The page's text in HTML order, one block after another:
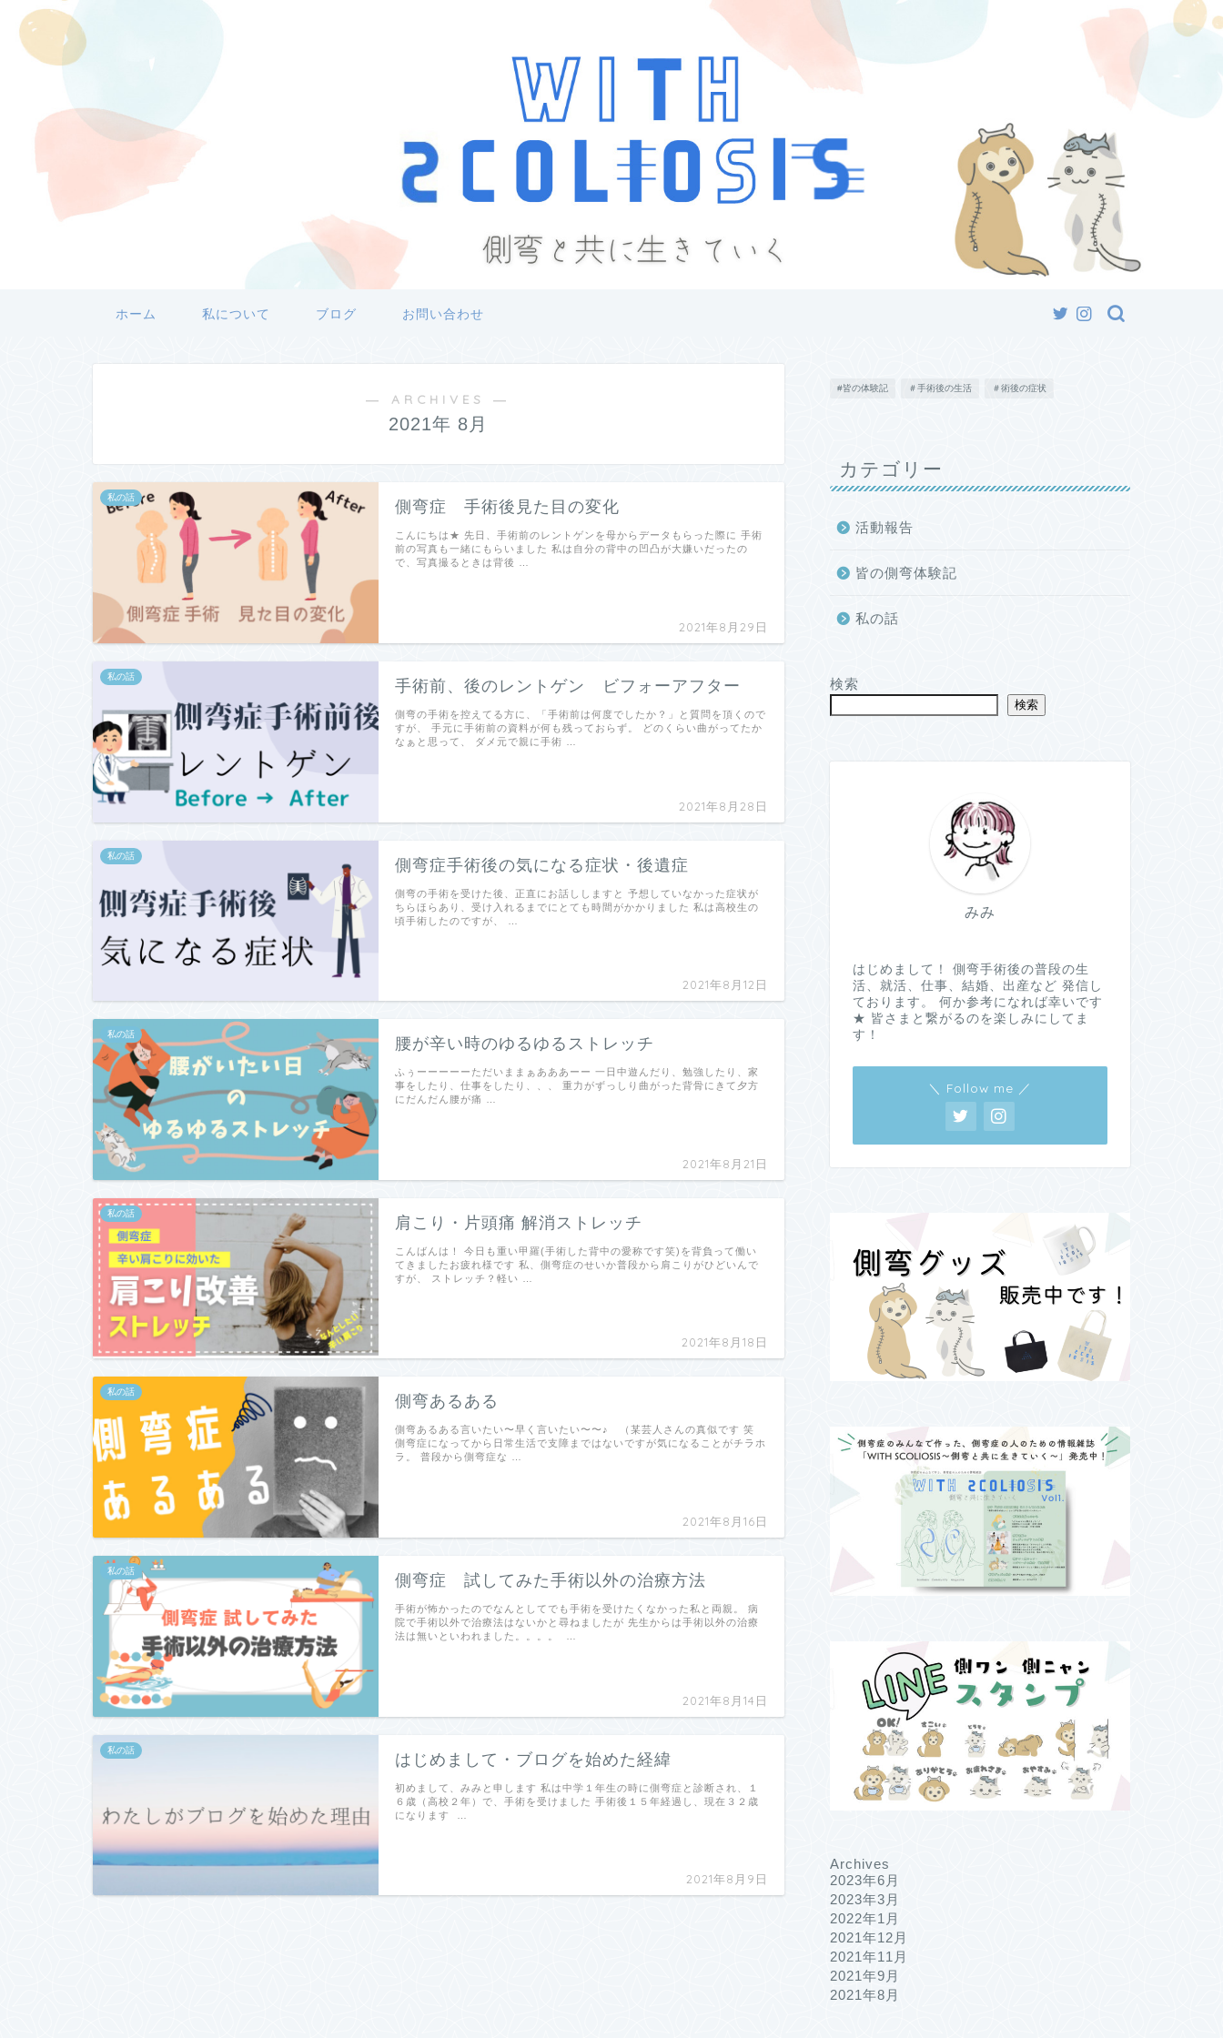
ホーム 私について ブログ お問い合わせ
― ARCHIVES ―
2021年 8月
私の話
側弯症 手術後見た目の変化
2021年8月29日
こんにちは★ 先日、手術前のレントゲンを母からデータもらった際に 手術
前の写真も一緒にもらいました 私は自分の背中の凹凸が大嫌いだったの
で、写真撮るときは背後 …
私の話
手術前、後のレントゲン ビフォーアフター
2021年8月28日
側弯の手術を控えてる方に、「手術前は何度でしたか？」と質問を頂くので
すが、 手元に手術前の資料が何も残っておらず。 どのくらい曲がってたか
なぁと思って、 ダメ元で親に手術 …
私の話
側弯症手術後の気になる症状・後遺症
2021年8月12日
側弯の手術を受けた後、正直にお話ししますと 予想していなかった症状が
ちらほらあり、受け入れるまでにとても時間がかかりました 私は高校生の
頃手術したのですが、 …
私の話
腰が辛い時のゆるゆるストレッチ
2021年8月21日
ふぅーーーーーただいままぁあああーー 一日中遊んだり、勉強したり、家
事をしたり、仕事をしたり、、、 重力がずっしり曲がった背骨にきて夕方
にだんだん腰が痛 …
私の話
肩こり・片頭痛 解消ストレッチ
2021年8月18日
こんばんは！ 今日も重い甲羅(手術した背中の愛称です笑)を背負って働い
てきましたお疲れ様です 私、側弯症のせいか普段から肩こりがひどいんで
すが、 ストレッチ？軽い …
私の話
側弯あるある
2021年8月16日
側弯あるある言いたい〜早く言いたい〜〜♪ （某芸人さんの真似です 笑
側弯症になってから日常生活で支障まではないですが気になることがチラホ
ラ。 普段から側弯症な …
私の話
側弯症 試してみた手術以外の治療方法
2021年8月14日
手術が怖かったのでなんとしてでも手術を受けたくなかった私と両親。 病
院で手術以外で治療法はないかと尋ねましたが 先生からは手術以外の治療
法は無いといわれました。。。。 …
私の話
はじめまして・ブログを始めた経緯
2021年8月9日
初めまして、みみと申します 私は中学１年生の時に側弯症と診断され、１
６歳（高校２年）で、手術を受けました 手術後１５年経過し、現在３２歳
になります …
#皆の体験記 ＃手術後の生活 ＃術後の症状
カテゴリー
活動報告
皆の側弯体験記
私の話
検索
検索
みみ
はじめまして！ 側弯手術後の普段の生
活、就活、仕事、結婚、出産など 発信し
ております。 何か参考になれば幸いです
★ 皆さまと繋がるのを楽しみにしてま
す！
＼ Follow me ／
Archives
2023年6月
2023年3月
2022年1月
2021年12月
2021年11月
2021年9月
2021年8月